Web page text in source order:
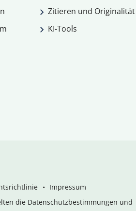
Zitieren und Originalität
KI-Tools
Impressum
die Datenschutzbestimmungen und